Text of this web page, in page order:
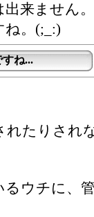
出来ません。
。(;_:)
すね...
れたりされ
ウチに、